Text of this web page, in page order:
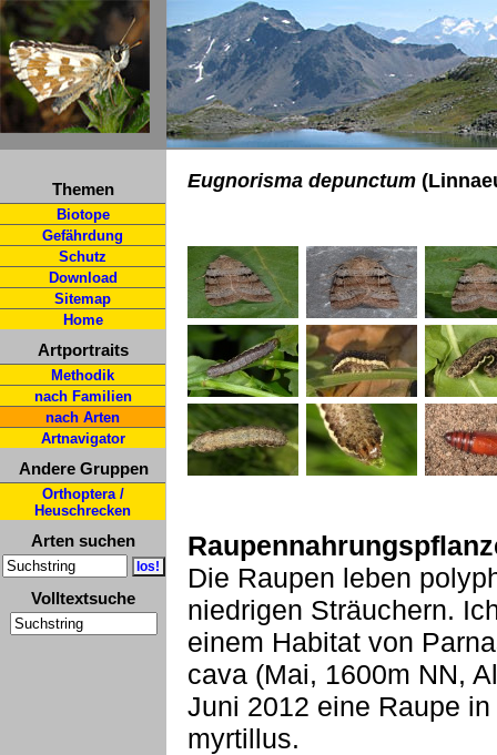
Themen
Biotope
Gefährdung
Schutz
Download
Sitemap
Home
Artportraits
Methodik
nach Familien
nach Arten
Artnavigator
Andere Gruppen
Orthoptera /
Heuschrecken
Arten suchen
Volltextsuche
Eugnorisma depunctum
Die Raupen leben
niedrigen Sträuchern.
einem Habitat von
cava (Mai, 1600m NN,
Juni 2012 eine Raupe
myrtillus.